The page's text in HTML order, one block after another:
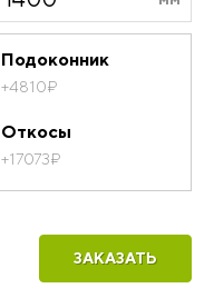
Подоконник
+4810₽
Откосы
+17073₽
ЗАКАЗАТЬ